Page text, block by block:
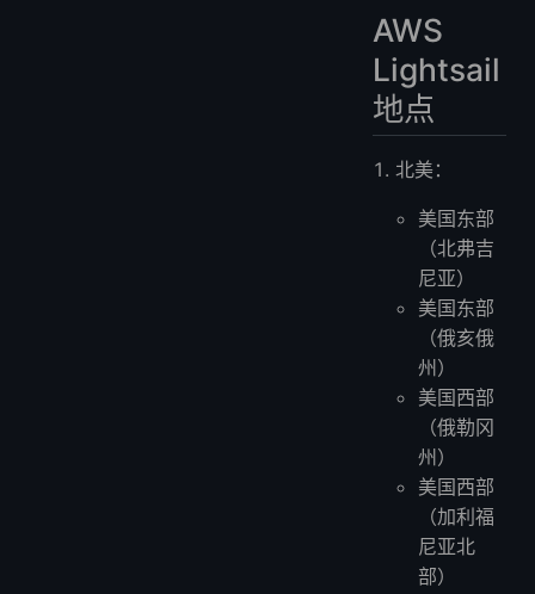
AWS
Lightsail
地点
北美：
美国东部
（北弗吉
尼亚）
美国东部
（俄亥俄
州）
美国西部
（俄勒冈
州）
美国西部
（加利福
尼亚北
部）